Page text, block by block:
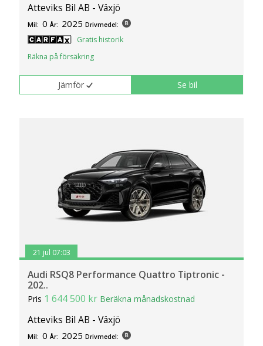
Atteviks Bil AB - Växjö
Mil: 0 År: 2025 Drivmedel:
Gratis historik
Räkna på försäkring
Jämför Se bil
21 jul 07:03
Audi RSQ8 Performance Quattro Tiptronic -
202..
Pris 1 644 500 kr Beräkna månadskostnad
Atteviks Bil AB - Växjö
Mil: 0 År: 2025 Drivmedel: